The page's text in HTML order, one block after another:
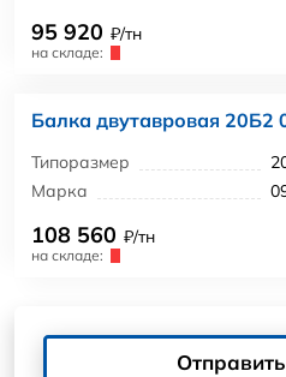
95 920 ₽/тн
на складе:
Балка двутавровая 20Б2
Типоразмер
Марка
108 560 ₽/тн
на складе: